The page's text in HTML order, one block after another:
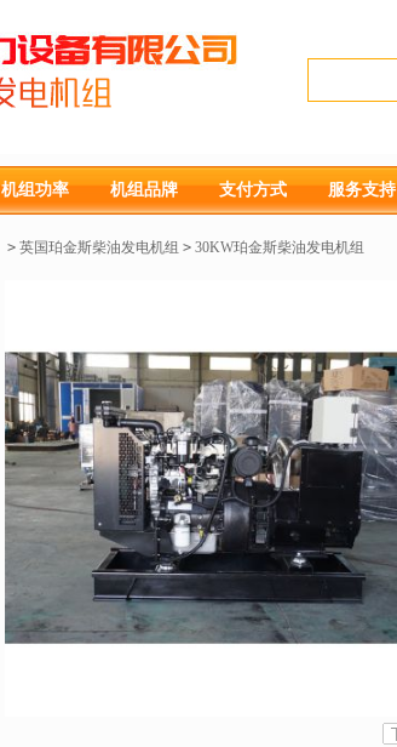
机组功率 机组品牌 支付方式 服务支持
> 英国珀金斯柴油发电机组 > 30KW珀金斯柴油发电机组